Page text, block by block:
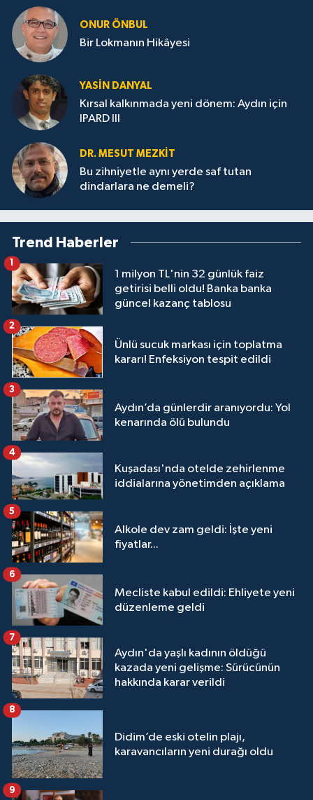
ONUR ÖNBUL
Bir Lokmanın Hikâyesi
YASIN DANYAL
Kırsal kalkınmada yeni dönem: Aydın için
IPARD III
DR. MESUT MEZKIT
Bu zihniyetle aynı yerde saf tutan
dindarlara ne demeli?
Trend Haberler
1 milyon TL'nin 32 günlük faiz
getirisi belli oldu! Banka banka
güncel kazanç tablosu
1
Ünlü sucuk markası için toplatma
kararı! Enfeksiyon tespit edildi
2
Aydın’da günlerdir aranıyordu: Yol
kenarında ölü bulundu
3
Kuşadası'nda otelde zehirlenme
iddialarına yönetimden açıklama
4
Alkole dev zam geldi: İşte yeni
fiyatlar...
5
Mecliste kabul edildi: Ehliyete yeni
düzenleme geldi
6
Aydın'da yaşlı kadının öldüğü
kazada yeni gelişme: Sürücünün
hakkında karar verildi
7
Didim’de eski otelin plajı,
karavancıların yeni durağı oldu
8
9